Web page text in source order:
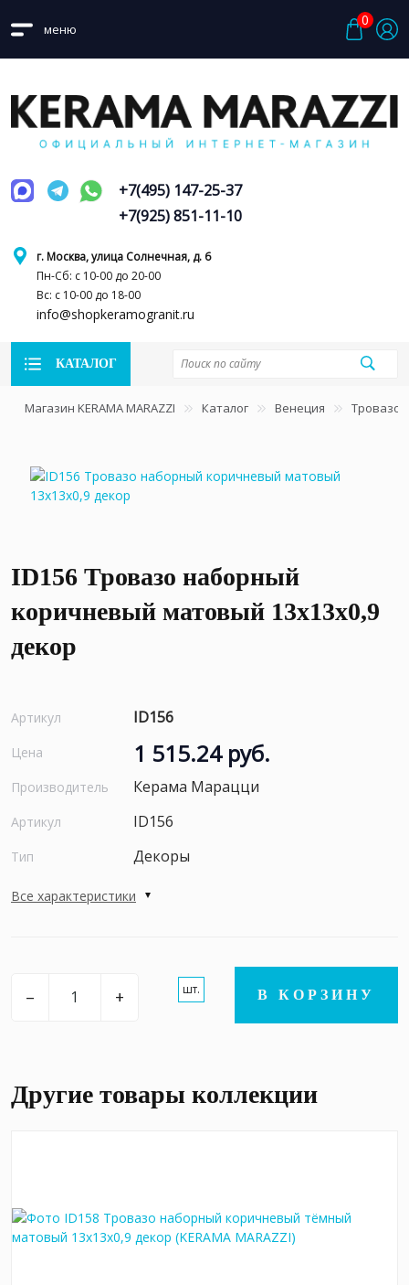
меню
0
г. Москва, улица Солнечная, д. 6
Пн-Сб: с 10-00 до 20-00
Вс: с 10-00 до 18-00
info@shopkeramogranit.ru
+7(495) 147-25-37
+7(925) 851-11-10
КАТАЛОГ
Магазин KERAMA MARAZZI Каталог Венеция Тровазо
ID156 Тровазо наборный
коричневый матовый 13x13x0,9
декор
Артикул ID156
Цена 1 515.24 руб.
Производитель Керама Марацци
Артикул ID156
Тип Декоры
Все характеристики
– + шт. В КОРЗИНУ
Другие товары коллекции